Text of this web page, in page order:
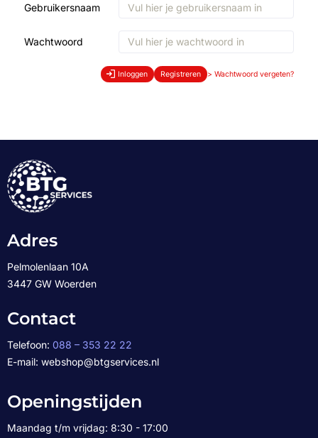
Gebruikersnaam
Wachtwoord
Inloggen Registreren > Wachtwoord vergeten?
Adres
Pelmolenlaan 10A
3447 GW Woerden
Contact
Telefoon: 088 – 353 22 22
E-mail: webshop@btgservices.nl
Openingstijden
Maandag t/m vrijdag: 8:30 - 17:00